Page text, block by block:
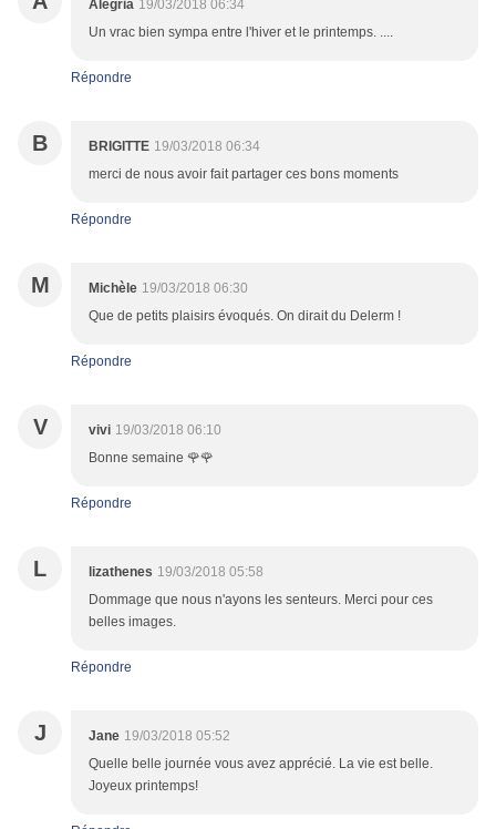
Alegria 19/03/2018 06:34
Un vrac bien sympa entre l'hiver et le printemps. ....
Répondre
B BRIGITTE 19/03/2018 06:34
merci de nous avoir fait partager ces bons moments
Répondre
M Michèle 19/03/2018 06:30
Que de petits plaisirs évoqués. On dirait du Delerm !
Répondre
V vivi 19/03/2018 06:10
Bonne semaine 🌹🌹
Répondre
L lizathenes 19/03/2018 05:58
Dommage que nous n'ayons les senteurs. Merci pour ces
belles images.
Répondre
J Jane 19/03/2018 05:52
Quelle belle journée vous avez apprécié. La vie est belle.
Joyeux printemps!